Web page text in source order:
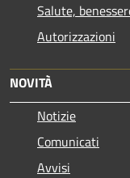
Salute,
Autorizzazioni
NOVITÀ
Notizie
Comunicati
Avvisi